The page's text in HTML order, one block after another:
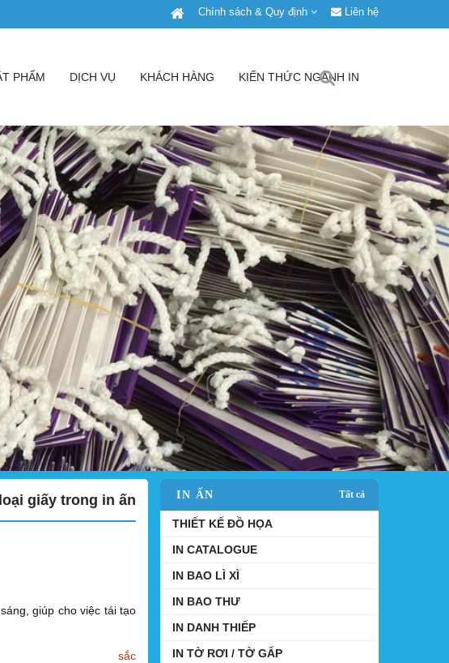
Chính sách & Quy định Liên hệ
PHẨM DỊCH VỤ KHÁCH HÀNG KIẾN THỨC NGÀNH IN
giấy trong in ấn
giúp cho việc tái tạo
IN ẤN Tất cả
THIẾT KẾ ĐỒ HỌA
IN CATALOGUE
IN BAO LÌ XÌ
IN BAO THƯ
IN DANH THIẾP
IN TỜ RƠI / TỜ GẤP